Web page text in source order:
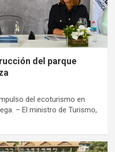
del parque
del ecoturismo en
– El ministro de Turismo,